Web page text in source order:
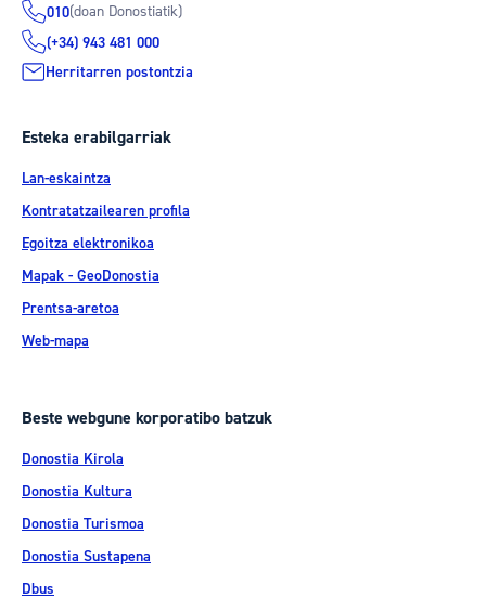
010(doan Donostiatik)
(+34) 943 481 000
Herritarren postontzia
Esteka erabilgarriak
Lan-eskaintza
Kontratatzailearen profila
Egoitza elektronikoa
Mapak - GeoDonostia
Prentsa-aretoa
Web-mapa
Beste webgune korporatibo batzuk
Donostia Kirola
Donostia Kultura
Donostia Turismoa
Donostia Sustapena
Dbus